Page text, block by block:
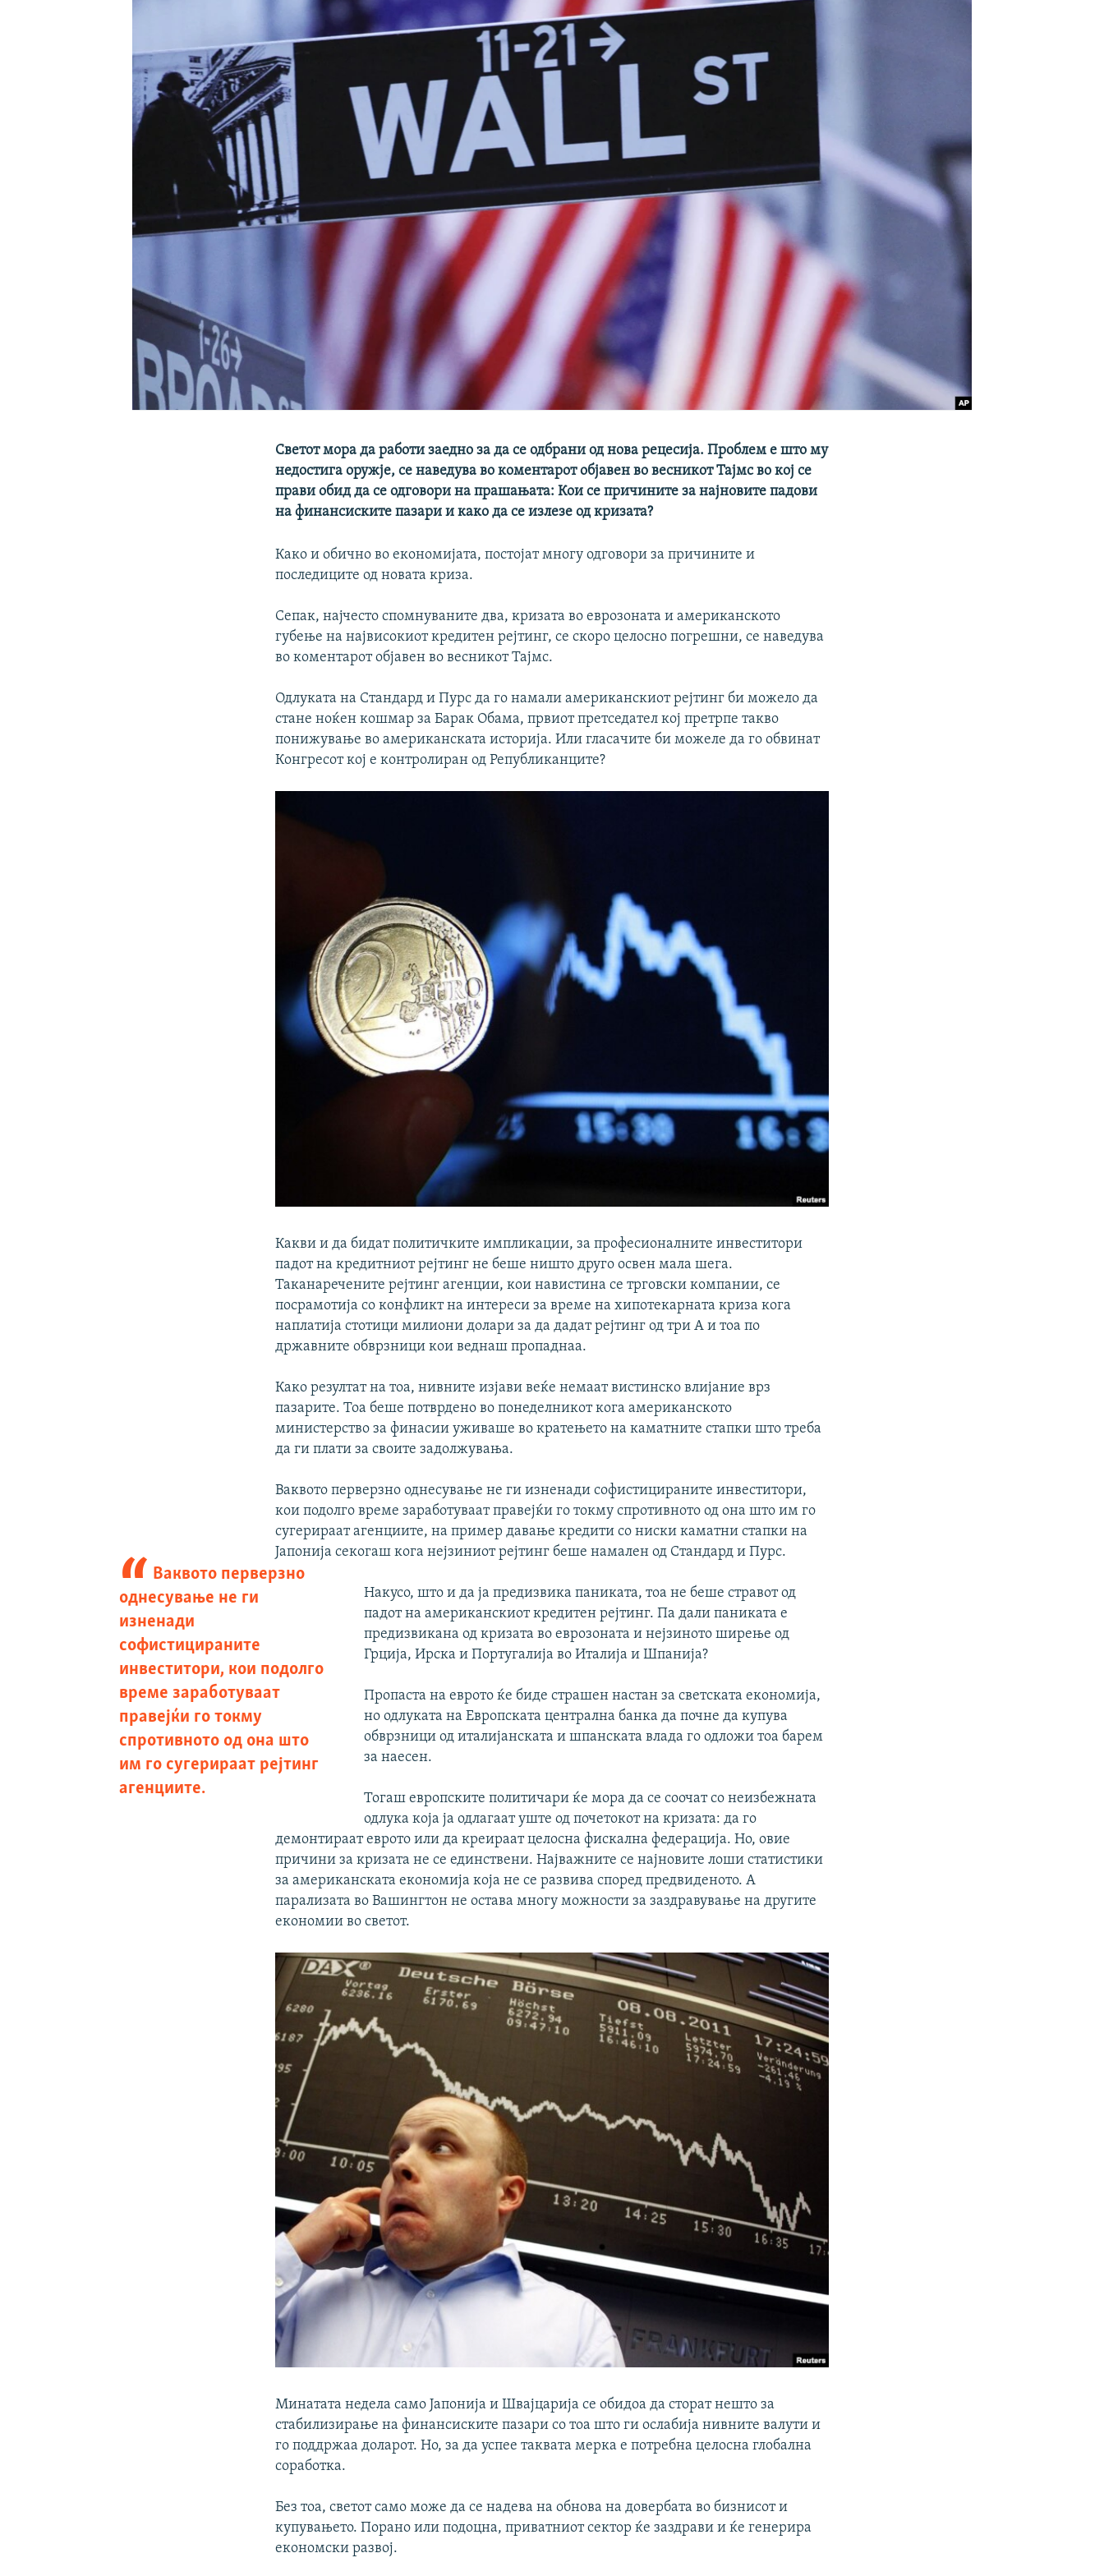
Светот мора да работи заедно за да се одбрани од нова рецесија. Проблем е што му
недостига оружје, се наведува во коментарот објавен во весникот Тајмс во кој се
прави обид да се одговори на прашањата: Кои се причините за најновите падови
на финансиските пазари и како да се излезе од кризата?
Како и обично во економијата, постојат многу одговори за причините и
последиците од новата криза.
Сепак, најчесто спомнуваните два, кризата во еврозоната и американското
губење на највисокиот кредитен рејтинг, се скоро целосно погрешни, се наведува
во коментарот објавен во весникот Тајмс.
Одлуката на Стандард и Пурс да го намали американскиот рејтинг би можело да
стане ноќен кошмар за Барак Обама, првиот претседател кој претрпе такво
понижување во американската историја. Или гласачите би можеле да го обвинат
Конгресот кој е контролиран од Републиканците?
Какви и да бидат политичките импликации, за професионалните инвеститори
падот на кредитниот рејтинг не беше ништо друго освен мала шега.
Таканаречените рејтинг агенции, кои навистина се трговски компании, се
посрамотија со конфликт на интереси за време на хипотекарната криза кога
наплатија стотици милиони долари за да дадат рејтинг од три А и тоа по
државните обврзници кои веднаш пропаднаа.
Како резултат на тоа, нивните изјави веќе немаат вистинско влијание врз
пазарите. Тоа беше потврдено во понеделникот кога американското
министерство за финасии уживаше во кратењето на каматните стапки што треба
да ги плати за своите задолжувања.
Ваквото перверзно однесување не ги изненади софистицираните инвеститори,
кои подолго време заработуваат правејќи го токму спротивното од она што им го
сугерираат агенциите, на пример давање кредити со ниски каматни стапки на
Јапонија секогаш кога нејзиниот рејтинг беше намален од Стандард и Пурс.
Ваквото перверзно
однесување не ги
изненади
софистицираните
инвеститори, кои подолго
време заработуваат
правејќи го токму
спротивното од она што
им го сугерираат рејтинг
агенциите.
Накусо, што и да ја предизвика паниката, тоа не беше стравот од
падот на американскиот кредитен рејтинг. Па дали паниката е
предизвикана од кризата во еврозоната и нејзиното ширење од
Грција, Ирска и Португалија во Италија и Шпанија?
Пропаста на еврото ќе биде страшен настан за светската економија,
но одлуката на Европската централна банка да почне да купува
обврзници од италијанската и шпанската влада го одложи тоа барем
за наесен.
Тогаш европските политичари ќе мора да се соочат со неизбежната
одлука која ја одлагаат уште од почетокот на кризата: да го
демонтираат еврото или да креираат целосна фискална федерација. Но, овие
причини за кризата не се единствени. Најважните се најновите лоши статистики
за американската економија која не се развива според предвиденото. А
парализата во Вашингтон не остава многу можности за заздравување на другите
економии во светот.
Минатата недела само Јапонија и Швајцарија се обидоа да сторат нешто за
стабилизирање на финансиските пазари со тоа што ги ослабија нивните валути и
го поддржаа доларот. Но, за да успее таквата мерка е потребна целосна глобална
соработка.
Без тоа, светот само може да се надева на обнова на довербата во бизнисот и
купувањето. Порано или подоцна, приватниот сектор ќе заздрави и ќе генерира
економски развој.